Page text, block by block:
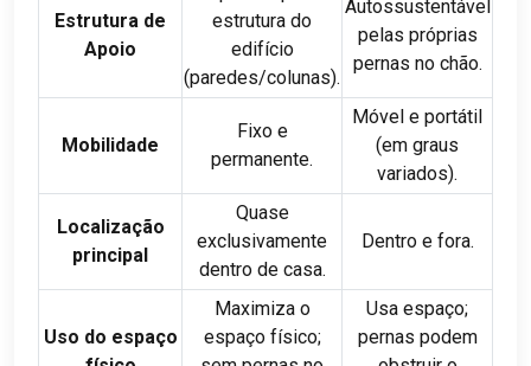
Estrutura de
Apoio
estrutura do
edifício
(paredes/colunas).
Autossustentável
pelas próprias
pernas no chão.
Mobilidade
Fixo e
permanente.
Móvel e portátil
(em graus
variados).
Localização
principal
Quase
exclusivamente
dentro de casa.
Dentro e fora.
Uso do espaço
Maximiza o
espaço físico;
Usa espaço;
pernas podem